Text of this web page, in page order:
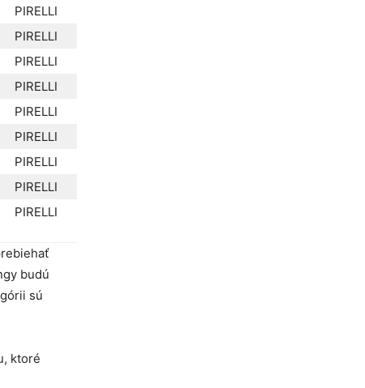
PIRELLI
PIRELLI
PIRELLI
PIRELLI
PIRELLI
PIRELLI
PIRELLI
PIRELLI
PIRELLI
budú
sú
ktoré